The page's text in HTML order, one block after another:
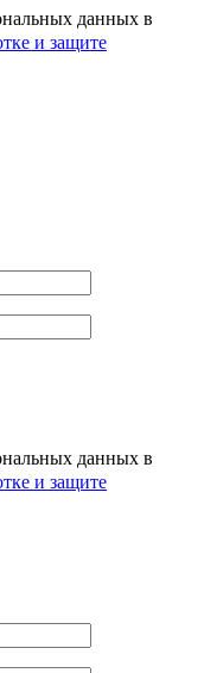
данных в
и защите
данных в
и защите